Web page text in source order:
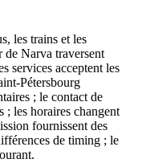
les trains et les
de Narva traversent
services acceptent les
Pétersbourg
; le contact de
; les horaires changent
fournissent des
de timing ; le